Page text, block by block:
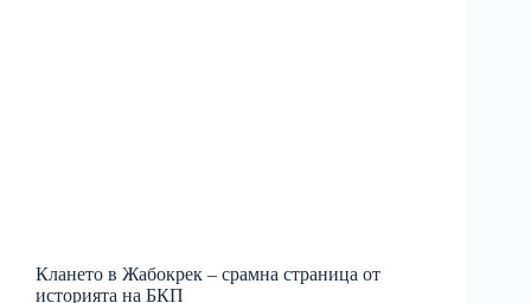
Клането в Жабокрек – срамна страница от
историята на БКП